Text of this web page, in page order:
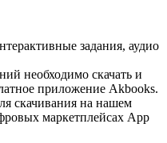
задания, аудио
необходимо скачать и
приложение Akbooks.
скачивания на нашем
маркетплейсах App